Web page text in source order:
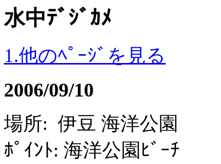
水中ﾃﾞｼﾞｶﾒ
1.他のﾍﾟｰｼﾞを見る
2006/09/10
場所: 伊豆 海洋公園
ﾎﾟｲﾝﾄ: 海洋公園ﾋﾞｰﾁ